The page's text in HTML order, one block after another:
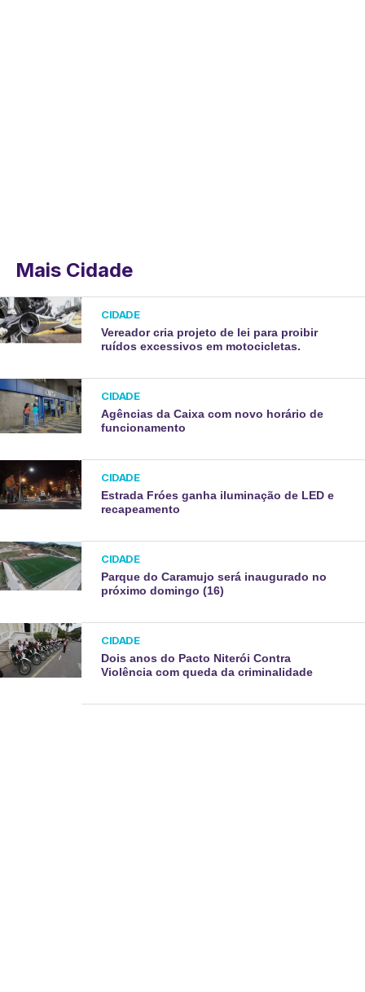
Mais Cidade
CIDADE
Vereador cria projeto de lei para proibir
ruídos excessivos em motocicletas.
CIDADE
Agências da Caixa com novo horário de
funcionamento
CIDADE
Estrada Fróes ganha iluminação de LED e
recapeamento
CIDADE
Parque do Caramujo será inaugurado no
próximo domingo (16)
CIDADE
Dois anos do Pacto Niterói Contra
Violência com queda da criminalidade